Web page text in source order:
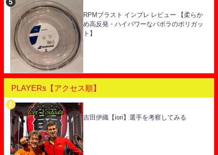
RPMブラスト インプレ レビュー 【柔らか
め高反発・ハイパワーなバボラのポリガッ
ト】
PLAYERs【アクセス順】
吉田伊織【iori】選手を考察してみる